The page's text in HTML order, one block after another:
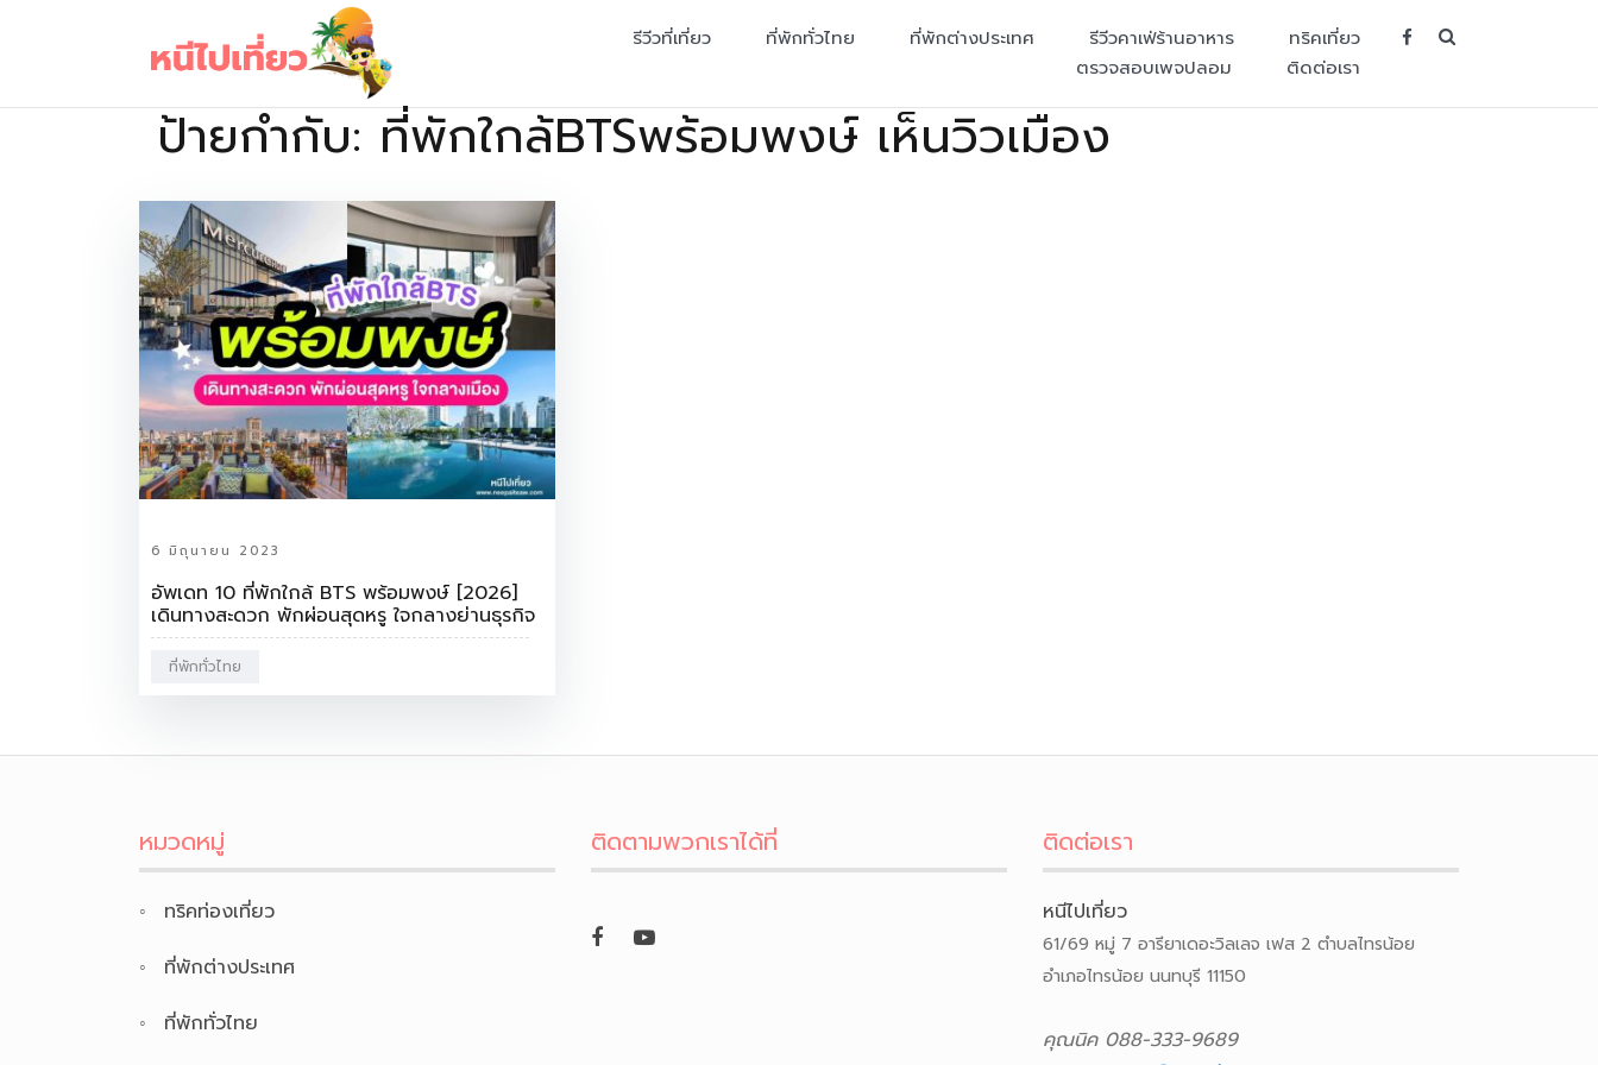
เว็บไซต์รวบรวมที่พัก ที่เที่ยว ที่กิน ไว้ในที่เดียว
รีวีวที่เที่ยว ที่พักทั่วไทย ที่พักต่างประเทศ รีวีวคาเฟ่ร้านอาหาร
ทริคเที่ยว
ตรวจสอบเพจปลอม
ติดต่อเรา
ป้ายกำกับ: ที่พักใกล้BTSพร้อมพงษ์ เห็นวิวเมือง
6 มิถุนายน 2023
อัพเดท 10 ที่พักใกล้ BTS พร้อมพงษ์ [2026]
เดินทางสะดวก พักผ่อนสุดหรู ใจกลางย่านธุรกิจ
ที่พักทั่วไทย
หมวดหมู่
ทริคท่องเที่ยว
ที่พักต่างประเทศ
ที่พักทั่วไทย
ติดตามพวกเราได้ที่ ติดต่อเรา
หนีไปเที่ยว
61/69 หมู่ 7 อารียาเดอะวิลเลจ เฟส 2 ตำบลไทรน้อย
อำเภอไทรน้อย นนทบุรี 11150
คุณนิค 088-333-9689